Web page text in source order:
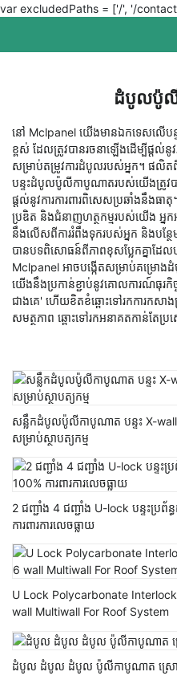
var excludedPaths = ['/', '/
ដំបូលប៉ូ
នៅ Mclpanel យើងមានឯកទេសលើ
ខ្ពស់ ដែលត្រូវបានរចនាឡើងដើម្បីផ្ត
សម្រាប់តម្រូវការដំបូលរបស់អ្នក។ ផលិ
បន្ទះដំបូលប៉ូលីកាបូណាតរបស់យើងត្រូវប
ផ្តល់នូវការការពារពិសេសប្រឆាំងនឹងធា
ប្រឌិត និងជំនាញហត្ថកម្មរបស់យើង អ្
នឹងលើសពីការរំពឹងទុករបស់អ្នក និងបន្ថ
បានបទពិសោធន៍ពីភាពខុសប្លែកគ្នាដែ
Mclpanel អាចបង្កើតសម្រាប់គម្រោង
យើងនឹងប្រកាន់ខ្ជាប់នូវគោលការណ៍ធុ
ជាងគេ' ហើយខិតខំឆ្ពោះទៅរកការកសា
សមត្ថភាព ឆ្ពោះទៅរកអនាគតកាន់តែប្រ
សន្លឹកដំបូលប៉ូលីកាបូណាត បន្ទះ X-
សម្រាប់ស្ថាបត្យកម្ម
2 ជញ្ជាំង 4 ជញ្ជាំង U-lock បន្ទះប្
ការពារការលេចធ្លាយ
U Lock Polycarbonate
wall Multiwall For Roof System
ដំបូល ដំបូល ដំបូល ប៉ូលីកាបូណាត ស្រោ